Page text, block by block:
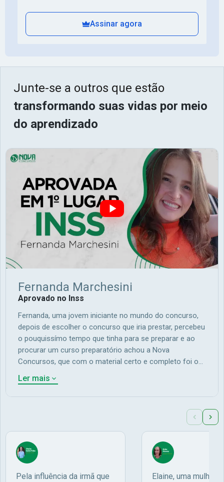
Assinar agora
Junte-se a outros que estão
transformando suas vidas por meio
do aprendizado
Fernanda Marchesini
Aprovado no Inss
Fernanda, uma jovem iniciante no mundo do concurso,
depois de escolher o concurso que iria prestar, percebeu
o pouquissímo tempo que tinha para se preparar e ao
procurar um curso preparatório achou a Nova
Concursos, que com o material certo e completo foi o
essencial para a sua aprovação em primeiro lugar no
seu primeiro concurso."Nunca tinha prestado concurso
antes. Eu resolvi começar a estudar e, pesquisando
cursinhos, achei o da Nova. Comprei a apostila e o curso
Ler mais
Pela influência da irmã que Elaine, uma mulher